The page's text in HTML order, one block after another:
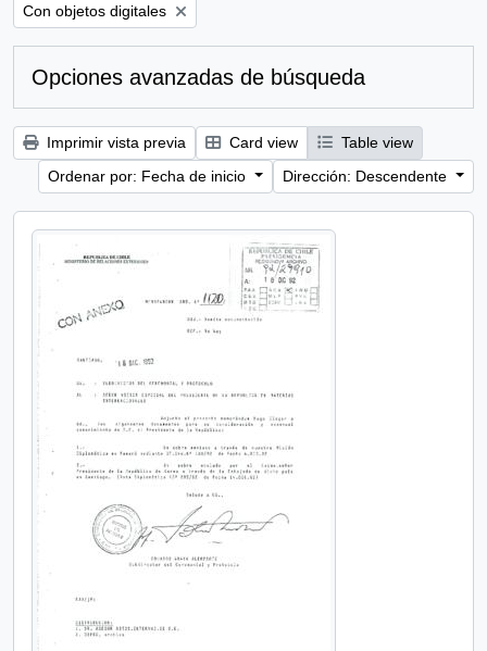
Remove filter:
Con objetos digitales
Opciones avanzadas de búsqueda
Imprimir vista previa Card view
Table view
Ordenar por: Fecha de inicio
Dirección: Descendente